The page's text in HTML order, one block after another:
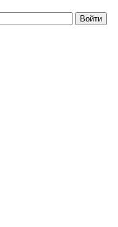
Войти